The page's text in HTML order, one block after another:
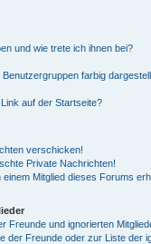
und wie trete ich ihnen bei?
farbig
auf der Startseite?
verschicken!
Private Nachrichten!
Mitglied dieses Forums
Freunde und ignorierten
der Freunde oder zur Liste der